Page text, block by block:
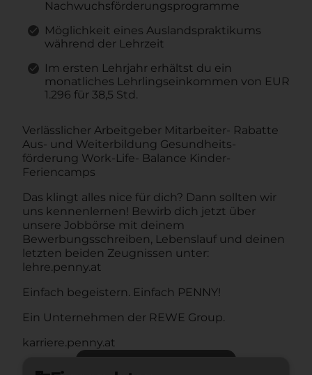
Nachwuchsförderungsprogramme
Möglichkeit eines Auslandspraktikums
während der Lehrzeit
Im ersten Lehrjahr erhältst du ein
monatliches Lehrlingseinkommen von EUR
1.296 für 38,5 Std.
Verlässlicher Arbeitgeber Mitarbeiter- Rabatte
Aus- und Weiterbildung Gesundheits-
förderung Work-Life- Balance Kinder-
Feriencamps
Das klingt alles nice für dich? Dann sollten wir
uns kennenlernen! Bewirb dich jetzt über
unsere Jobbörse mit deinem
Bewerbungsschreiben, Lebenslauf und deinen
letzten beiden Zeugnissen unter:
lehre.penny.at
Einfach begeistern. Einfach PENNY!
Ein Unternehmen der REWE Group.
karriere.penny.at